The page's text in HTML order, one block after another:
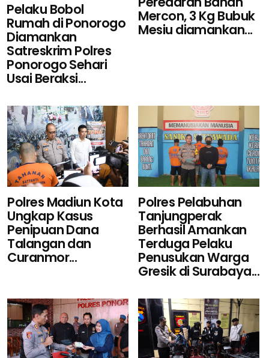
Pelaku Bobol
Rumah di Ponorogo
Diamankan
Satreskrim Polres
Ponorogo Sehari
Usai Beraksi...
Mercon, 3 Kg Bubuk
Mesiu diamankan...
Polres Madiun Kota
Ungkap Kasus
Penipuan Dana
Talangan dan
Curanmor...
Polres Pelabuhan
Tanjungperak
Berhasil Amankan
Terduga Pelaku
Penusukan Warga
Gresik di Surabaya...